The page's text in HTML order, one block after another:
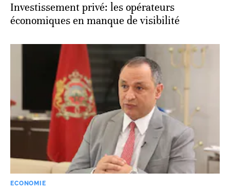
Investissement privé: les opérateurs
économiques en manque de visibilité
ECONOMIE